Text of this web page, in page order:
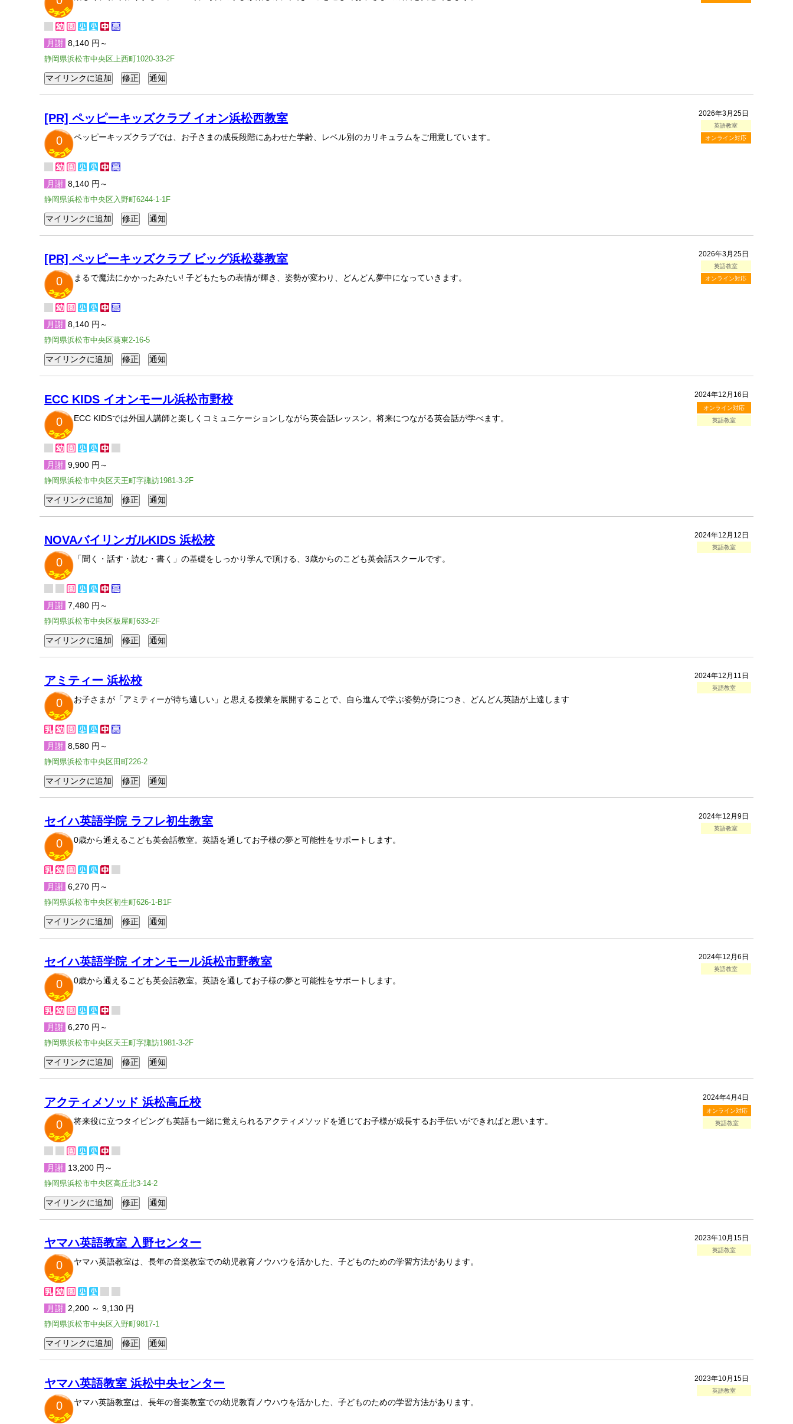
月謝 8,140 円～
静岡県浜松市中央区上西町1020-33-2F
2026年3月25日
英語教室
オンライン対応
[PR] ペッピーキッズクラブ イオン浜松西教室
0
ペッピーキッズクラブでは、お子さまの成長段階にあわせた学齢、レベル別のカリキュラムをご用意しています。
月謝 8,140 円～
静岡県浜松市中央区入野町6244-1-1F
2026年3月25日
英語教室
オンライン対応
[PR] ペッピーキッズクラブ ビッグ浜松葵教室
0
まるで魔法にかかったみたい! 子どもたちの表情が輝き、姿勢が変わり、どんどん夢中になっていきます。
月謝 8,140 円～
静岡県浜松市中央区葵東2-16-5
2024年12月16日
オンライン対応
英語教室
ECC KIDS イオンモール浜松市野校
0
ECC KIDSでは外国人講師と楽しくコミュニケーションしながら英会話レッスン。将来につながる英会話が学べます。
月謝 9,900 円～
静岡県浜松市中央区天王町字諏訪1981-3-2F
2024年12月12日
英語教室
NOVAバイリンガルKIDS 浜松校
0
「聞く・話す・読む・書く」の基礎をしっかり学んで頂ける、3歳からのこども英会話スクールです。
月謝 7,480 円～
静岡県浜松市中央区板屋町633-2F
2024年12月11日
英語教室
アミティー 浜松校
0
お子さまが「アミティーが待ち遠しい」と思える授業を展開することで、自ら進んで学ぶ姿勢が身につき、どんどん英語が上達します
月謝 8,580 円～
静岡県浜松市中央区田町226-2
2024年12月9日
英語教室
セイハ英語学院 ラフレ初生教室
0
0歳から通えるこども英会話教室。英語を通してお子様の夢と可能性をサポートします。
月謝 6,270 円～
静岡県浜松市中央区初生町626-1-B1F
2024年12月6日
英語教室
セイハ英語学院 イオンモール浜松市野教室
0
0歳から通えるこども英会話教室。英語を通してお子様の夢と可能性をサポートします。
月謝 6,270 円～
静岡県浜松市中央区天王町字諏訪1981-3-2F
2024年4月4日
オンライン対応
英語教室
アクティメソッド 浜松高丘校
0
将来役に立つタイピングも英語も一緒に覚えられるアクティメソッドを通じてお子様が成長するお手伝いができればと思います。
月謝 13,200 円～
静岡県浜松市中央区高丘北3-14-2
2023年10月15日
英語教室
ヤマハ英語教室 入野センター
0
ヤマハ英語教室は、長年の音楽教室での幼児教育ノウハウを活かした、子どものための学習方法があります。
月謝 2,200 ～ 9,130 円
静岡県浜松市中央区入野町9817-1
2023年10月15日
英語教室
ヤマハ英語教室 浜松中央センター
0
ヤマハ英語教室は、長年の音楽教室での幼児教育ノウハウを活かした、子どものための学習方法があります。